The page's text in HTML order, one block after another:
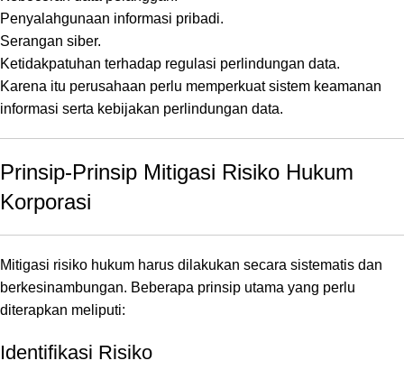
Penyalahgunaan informasi pribadi.
Serangan siber.
Ketidakpatuhan terhadap regulasi perlindungan data.
Karena itu perusahaan perlu memperkuat sistem keamanan
informasi serta kebijakan perlindungan data.
Prinsip-Prinsip Mitigasi Risiko Hukum
Korporasi
Mitigasi risiko hukum harus dilakukan secara sistematis dan
berkesinambungan. Beberapa prinsip utama yang perlu
diterapkan meliputi:
Identifikasi Risiko